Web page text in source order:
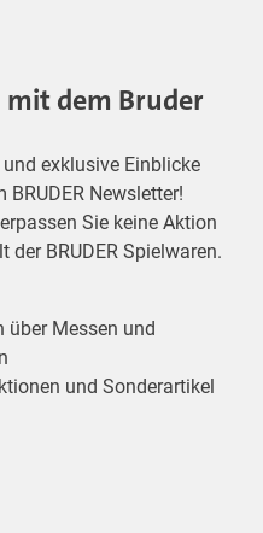
mit dem Bruder
exklusive Einblicke
Newsletter!
Sie keine Aktion
BRUDER Spielwaren.
über Messen und
und Sonderartikel